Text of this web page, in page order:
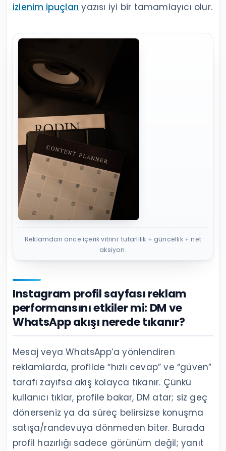
izlenim ipuçları yazısı iyi bir tamamlayıcı olur.
Reklamdan önce içerik vitrini: tutarlılık + güncellik + net
aksiyon.
Instagram profil sayfası reklam
performansını etkiler mi: DM ve
WhatsApp akışı nerede tıkanır?
Mesaj veya WhatsApp’a yönlendiren
reklamlarda, profilde “hızlı cevap” ve “güven”
tarafı zayıfsa akış kolayca tıkanır. Çünkü
kullanıcı tıklar, profile bakar, DM atar; siz geç
dönerseniz ya da süreç belirsizse konuşma
satışa/randevuya dönmeden biter. Burada
profil hazırlığı sadece görünüm değil; yanıt